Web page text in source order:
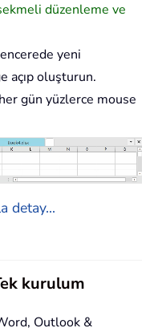
düzenleme ve
yeni
açıp oluşturun.
gün yüzlerce mouse
detay...
kurulum
Outlook &